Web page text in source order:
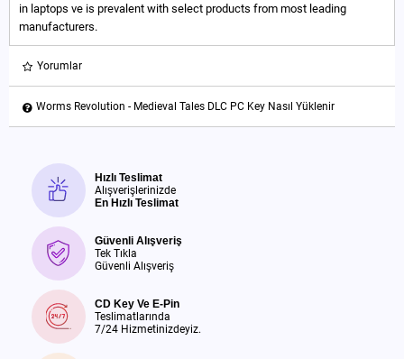
in laptops ve is prevalent with select products from most leading
manufacturers.
Yorumlar
Worms Revolution - Medieval Tales DLC PC Key Nasıl Yüklenir
Hızlı Teslimat
Alışverişlerinizde
En Hızlı Teslimat
Güvenli Alışveriş
Tek Tıkla
Güvenli Alışveriş
CD Key Ve E-Pin
Teslimatlarında
7/24 Hizmetinizdeyiz.